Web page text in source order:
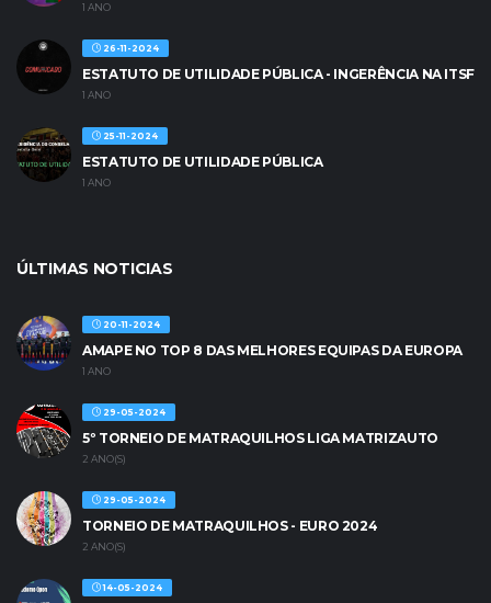
1 ANO
26-11-2024
ESTATUTO DE UTILIDADE PÚBLICA - INGERÊNCIA NA ITSF
1 ANO
25-11-2024
ESTATUTO DE UTILIDADE PÚBLICA
1 ANO
ÚLTIMAS NOTICIAS
20-11-2024
AMAPE NO TOP 8 DAS MELHORES EQUIPAS DA EUROPA
1 ANO
29-05-2024
5º TORNEIO DE MATRAQUILHOS LIGA MATRIZAUTO
2 ANO(S)
29-05-2024
TORNEIO DE MATRAQUILHOS - EURO 2024
2 ANO(S)
14-05-2024